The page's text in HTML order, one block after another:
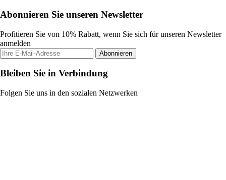
Abonnieren Sie unseren Newsletter
Profitieren Sie von 10% Rabatt, wenn Sie sich für unseren Newsletter
anmelden
Abonnieren
Bleiben Sie in Verbindung
Folgen Sie uns in den sozialen Netzwerken